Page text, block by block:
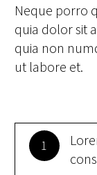
Neque porro
quia dolor sit
quia non
ut labore et.
1